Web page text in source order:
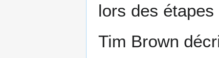
lors des
Tim Brown